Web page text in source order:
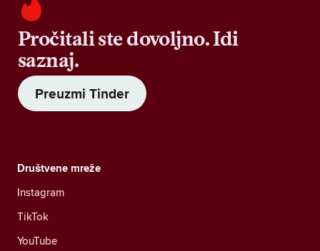
Pročitali ste dovoljno. Idi
saznaj.
Preuzmi Tinder
Društvene mreže
Instagram
TikTok
YouTube